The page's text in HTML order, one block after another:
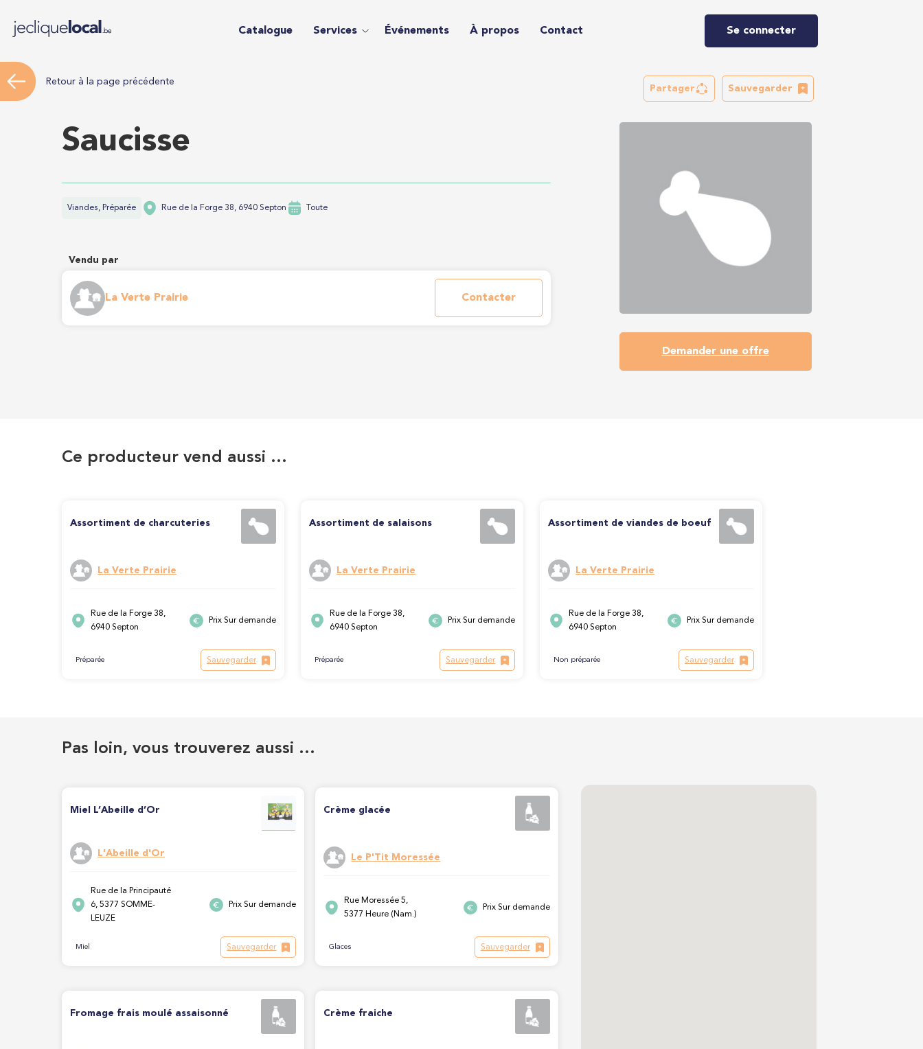
Catalogue Services Événements À propos Contact Se connecter
Retour à la page précédente
Partager Sauvegarder
Saucisse
Viandes, Préparée Rue de la Forge 38, 6940 Septon Toute
Vendu par
La Verte Prairie Contacter
Demander une offre
Ce producteur vend aussi …
Assortiment de charcuteries
La Verte Prairie
Rue de la Forge 38,
6940 Septon
Prix Sur demande
Préparée Sauvegarder
Assortiment de salaisons
La Verte Prairie
Rue de la Forge 38,
6940 Septon
Prix Sur demande
Préparée Sauvegarder
Assortiment de viandes de boeuf
La Verte Prairie
Rue de la Forge 38,
6940 Septon
Prix Sur demande
Non préparée Sauvegarder
Pas loin, vous trouverez aussi …
Miel L’Abeille d’Or
L'Abeille d'Or
Rue de la Principauté
6, 5377 SOMME-
LEUZE
Prix Sur demande
Miel Sauvegarder
Crème glacée
Le P'Tit Moressée
Rue Moressée 5,
5377 Heure (Nam.)
Prix Sur demande
Glaces Sauvegarder
Fromage frais moulé assaisonné Crème fraiche